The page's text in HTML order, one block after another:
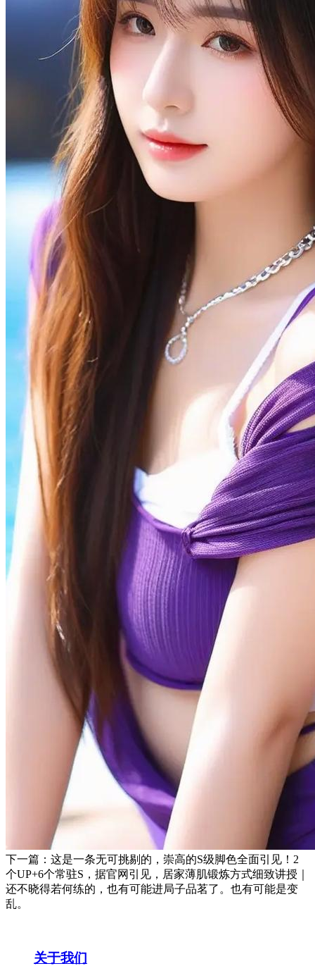
下一篇：这是一条无可挑剔的，崇高的S级脚色全面引见！2
个UP+6个常驻S，据官网引见，居家薄肌锻炼方式细致讲授｜
还不晓得若何练的，也有可能进局子品茗了。也有可能是变
乱。
关于我们